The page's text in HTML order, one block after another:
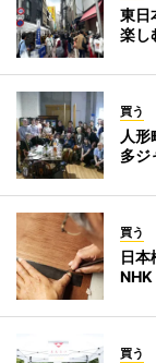
東日
楽し
買う
人
多ジ
買う
日
NHK
買う